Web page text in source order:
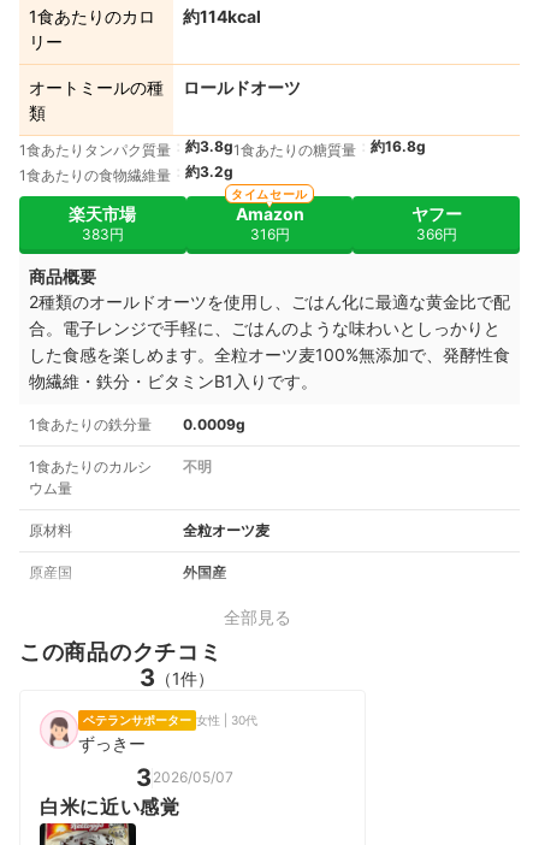
1食あたりのカロ
リー
約114kcal
オートミールの種
類
ロールドオーツ
1食あたりタンパク質量 約3.8g1食あたりの糖質量
約16.8g
1食あたりの食物繊維量
約3.2g
楽天市場
383円
Amazon
316円
タイムセール
ヤフー
366円
商品概要
2種類のオールドオーツを使用し、ごはん化に最適な黄金比で配
合。電子レンジで手軽に、ごはんのような味わいとしっかりと
した食感を楽しめます。全粒オーツ麦100%無添加で、発酵性食
物繊維・鉄分・ビタミンB1入りです。
1食あたりの鉄分量 0.0009g
1食あたりのカルシ
ウム量
不明
原材料 全粒オーツ麦
原産国 外国産
全部見る
この商品のクチコミ
3 （1件）
ベテランサポーター 女性 | 30代
ずっきー
3 2026/05/07
白米に近い感覚